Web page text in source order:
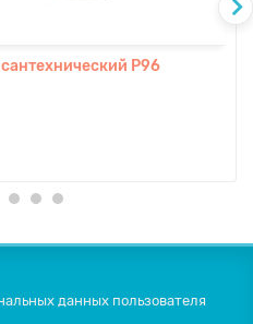
P96
данных пользователя